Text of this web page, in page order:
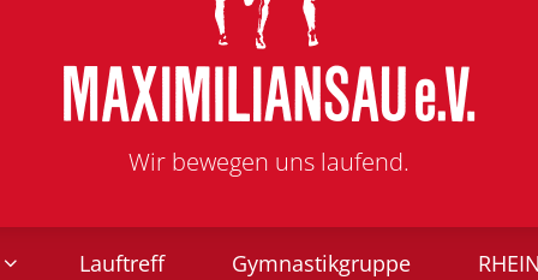
Wir bewegen uns laufend.
Lauftreff Gymnastikgruppe